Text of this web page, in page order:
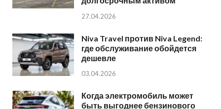
27.04.2026
Niva Travel против Niva Legend:
где обслуживание обойдется
дешевле
03.04.2026
Когда электромобиль может
быть выгоднее бензинового